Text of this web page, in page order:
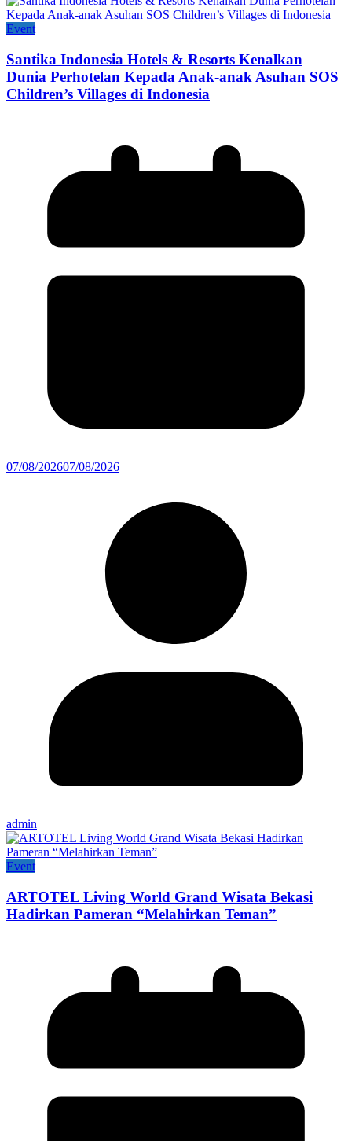
Event
Santika Indonesia Hotels & Resorts Kenalkan
Dunia Perhotelan Kepada Anak-anak Asuhan SOS
Children’s Villages di Indonesia
07/08/202607/08/2026
admin
Event
ARTOTEL Living World Grand Wisata Bekasi
Hadirkan Pameran “Melahirkan Teman”